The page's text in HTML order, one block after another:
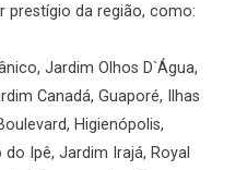
prestígio da região, como:
Jardim Olhos D`Água,
Canadá, Guaporé, Ilhas
Higienópolis,
Ipê, Jardim Irajá, Royal